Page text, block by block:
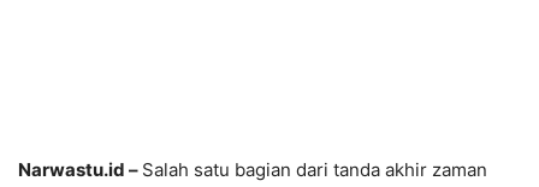
Narwastu.id – Salah satu bagian dari tanda akhir zaman